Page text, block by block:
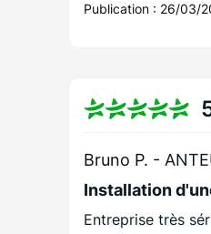
Publication : 26/03/
Bruno P. -
Installation
Entreprise très